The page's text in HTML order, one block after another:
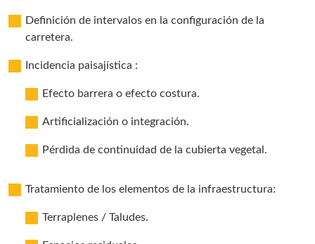
Definición de intervalos en la configuración de la
carretera.
Incidencia paisajística :
Efecto barrera o efecto costura.
Artificialización o integración.
Pérdida de continuidad de la cubierta vegetal.
Tratamiento de los elementos de la infraestructura:
Terraplenes / Taludes.